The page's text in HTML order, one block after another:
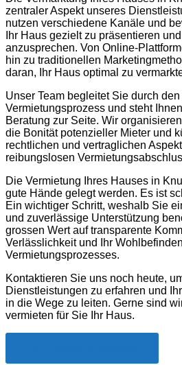
zentraler Aspekt unseres
nutzen verschiedene Kanäle und
Ihr Haus gezielt zu präsentieren
anzusprechen. Von Online-
hin zu traditionellen
daran, Ihr Haus optimal zu
Unser Team begleitet Sie durch
Vermietungsprozess und steht
Beratung zur Seite. Wir
die Bonität potenzieller Mieter und
rechtlichen und vertraglichen
reibungslosen
Die Vermietung Ihres Hauses in
gute Hände gelegt werden. Es ist
Ein wichtiger Schritt, weshalb Sie
und zuverlässige Unterstützung
grossen Wert auf transparente
Verlässlichkeit und Ihr
Vermietungsprozesses.
Kontaktieren Sie uns noch heute,
Dienstleistungen zu erfahren und
in die Wege zu leiten. Gerne sind
vermieten für Sie Ihr Haus.